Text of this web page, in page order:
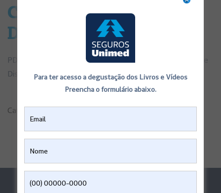
Cirúgia de Hérnia de
Disco
PDF de Consentimentos Informados Cirúgia de Hérnia de
Disco
Categorias:Consentimentos Informados,Saúde
Ajuda
Para ter acesso a degustação dos Livros e Vídeos
Preencha o formulário abaixo.